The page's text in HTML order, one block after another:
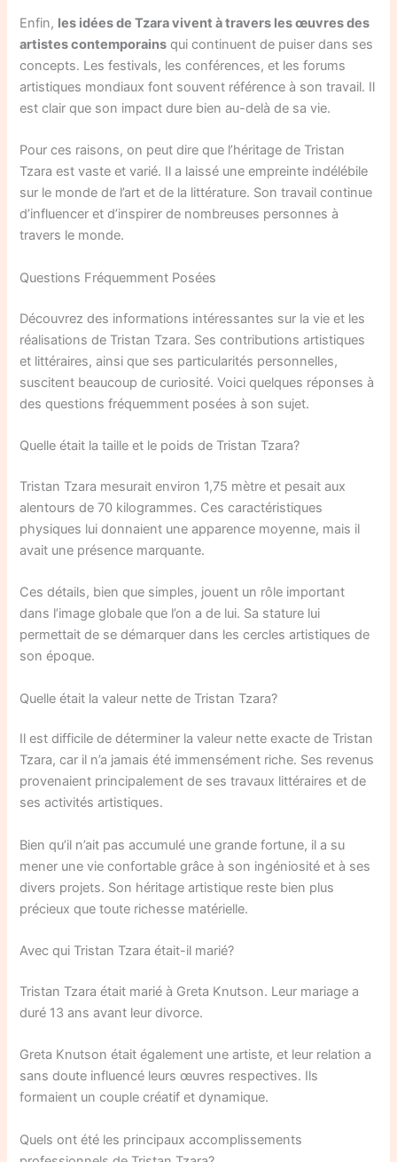
Enfin, les idées de Tzara vivent à travers les œuvres des
artistes contemporains qui continuent de puiser dans ses
concepts. Les festivals, les conférences, et les forums
artistiques mondiaux font souvent référence à son travail. Il
est clair que son impact dure bien au-delà de sa vie.
Pour ces raisons, on peut dire que l’héritage de Tristan
Tzara est vaste et varié. Il a laissé une empreinte indélébile
sur le monde de l’art et de la littérature. Son travail continue
d’influencer et d’inspirer de nombreuses personnes à
travers le monde.
Questions Fréquemment Posées
Découvrez des informations intéressantes sur la vie et les
réalisations de Tristan Tzara. Ses contributions artistiques
et littéraires, ainsi que ses particularités personnelles,
suscitent beaucoup de curiosité. Voici quelques réponses à
des questions fréquemment posées à son sujet.
Quelle était la taille et le poids de Tristan Tzara?
Tristan Tzara mesurait environ 1,75 mètre et pesait aux
alentours de 70 kilogrammes. Ces caractéristiques
physiques lui donnaient une apparence moyenne, mais il
avait une présence marquante.
Ces détails, bien que simples, jouent un rôle important
dans l’image globale que l’on a de lui. Sa stature lui
permettait de se démarquer dans les cercles artistiques de
son époque.
Quelle était la valeur nette de Tristan Tzara?
Il est difficile de déterminer la valeur nette exacte de Tristan
Tzara, car il n’a jamais été immensément riche. Ses revenus
provenaient principalement de ses travaux littéraires et de
ses activités artistiques.
Bien qu’il n’ait pas accumulé une grande fortune, il a su
mener une vie confortable grâce à son ingéniosité et à ses
divers projets. Son héritage artistique reste bien plus
précieux que toute richesse matérielle.
Avec qui Tristan Tzara était-il marié?
Tristan Tzara était marié à Greta Knutson. Leur mariage a
duré 13 ans avant leur divorce.
Greta Knutson était également une artiste, et leur relation a
sans doute influencé leurs œuvres respectives. Ils
formaient un couple créatif et dynamique.
Quels ont été les principaux accomplissements